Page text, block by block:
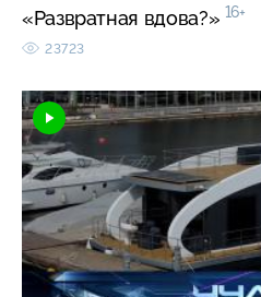
«Развратная вдова?» 16+
23723